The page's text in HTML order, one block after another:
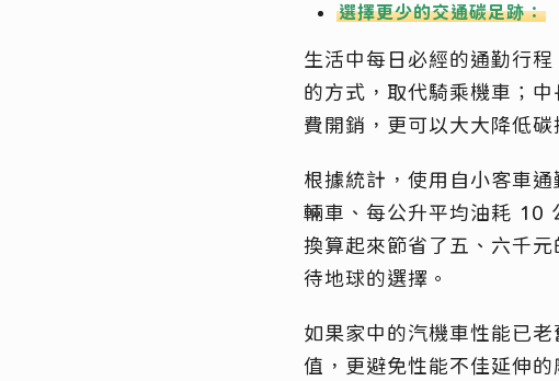
選擇更少的交通碳足跡：
生活中每日必經的通勤行
的方式，取代騎乘機車；
費開銷，更可以大大降低碳
根據統計，使用自小客車
輛車、每公升平均油耗 10
換算起來節省了五、六千
待地球的選擇。
如果家中的汽機車性能已
值，更避免性能不佳延伸的